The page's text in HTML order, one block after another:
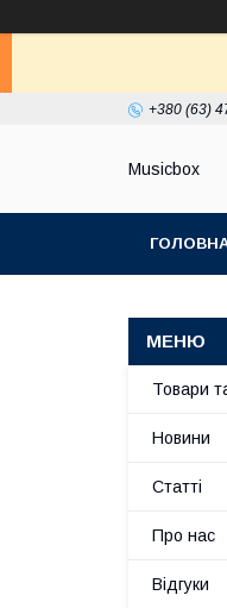
+380 (63)
Musicbox
Товари
Новини
Статті
Про нас
Відгуки